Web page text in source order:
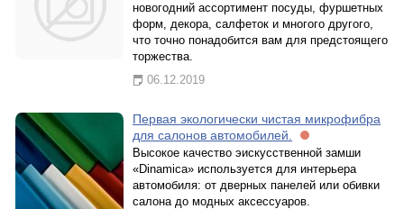
новогодний ассортимент посуды, фуршетных
форм, декора, салфеток и многого другого,
что точно понадобится вам для предстоящего
торжества.
06.12.2019
Первая экологически чистая микрофибра
для салонов автомобилей.
Высокое качество эискусственной замши
«Dinamica» используется для интерьера
автомобиля: от дверных панелей или обивки
салона до модных аксессуаров.